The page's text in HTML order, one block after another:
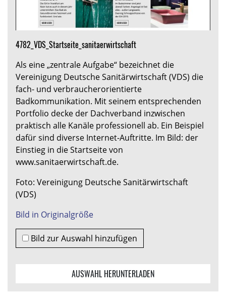
4782_VDS_Startseite_sanitaerwirtschaft
Als eine „zentrale Aufgabe“ bezeichnet die
Vereinigung Deutsche Sanitärwirtschaft (VDS) die
fach- und verbraucherorientierte
Badkommunikation. Mit seinem entsprechenden
Portfolio decke der Dachverband inzwischen
praktisch alle Kanäle professionell ab. Ein Beispiel
dafür sind diverse Internet-Auftritte. Im Bild: der
Einstieg in die Startseite von
www.sanitaerwirtschaft.de.
Foto: Vereinigung Deutsche Sanitärwirtschaft
(VDS)
Bild in Originalgröße
Bild zur Auswahl hinzufügen
AUSWAHL HERUNTERLADEN